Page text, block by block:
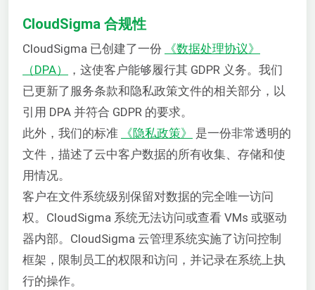
CloudSigma 合规性
CloudSigma 已创建了一份
《数据处理协议》
（DPA）
，这使客户能够履行其 GDPR 义务。我们
已更新了服务条款和隐私政策文件的相关部分，以
引用 DPA 并符合 GDPR 的要求。
此外，我们的标准
《隐私政策》
是一份非常透明的
文件，描述了云中客户数据的所有收集、存储和使
用情况。
客户在文件系统级别保留对数据的完全唯一访问
权。CloudSigma 系统无法访问或查看 VMs 或驱动
器内部。CloudSigma 云管理系统实施了访问控制
框架，限制员工的权限和访问，并记录在系统上执
行的操作。